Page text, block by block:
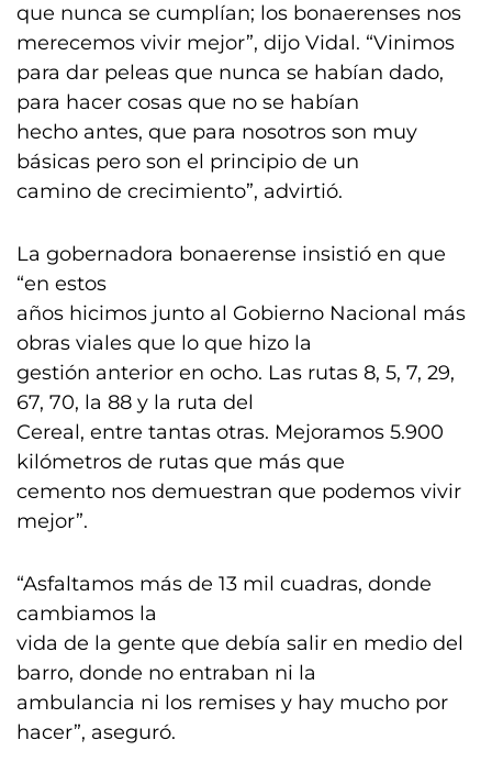
que nunca se cumplían; los bonaerenses nos
merecemos vivir mejor”, dijo Vidal. “Vinimos
para dar peleas que nunca se habían dado,
para hacer cosas que no se habían
hecho antes, que para nosotros son muy
básicas pero son el principio de un
camino de crecimiento”, advirtió.
La gobernadora bonaerense insistió en que
“en estos
años hicimos junto al Gobierno Nacional más
obras viales que lo que hizo la
gestión anterior en ocho. Las rutas 8, 5, 7, 29,
67, 70, la 88 y la ruta del
Cereal, entre tantas otras. Mejoramos 5.900
kilómetros de rutas que más que
cemento nos demuestran que podemos vivir
mejor”.
“Asfaltamos más de 13 mil cuadras, donde
cambiamos la
vida de la gente que debía salir en medio del
barro, donde no entraban ni la
ambulancia ni los remises y hay mucho por
hacer”, aseguró.